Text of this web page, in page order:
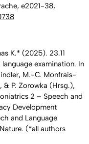
, e2021-38,
K.* (2025). 23.11
examination. In
M.-C. Monfrais-
& P. Zorowka (Hrsg.),
2 – Speech and
Development
and Language
(*all authors